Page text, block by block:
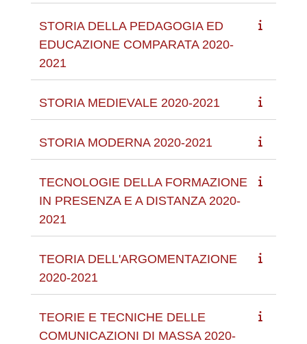
STORIA DELLA PEDAGOGIA ED
EDUCAZIONE COMPARATA 2020-
2021
STORIA MEDIEVALE 2020-2021
STORIA MODERNA 2020-2021
TECNOLOGIE DELLA FORMAZIONE
IN PRESENZA E A DISTANZA 2020-
2021
TEORIA DELL'ARGOMENTAZIONE
2020-2021
TEORIE E TECNICHE DELLE
COMUNICAZIONI DI MASSA 2020-